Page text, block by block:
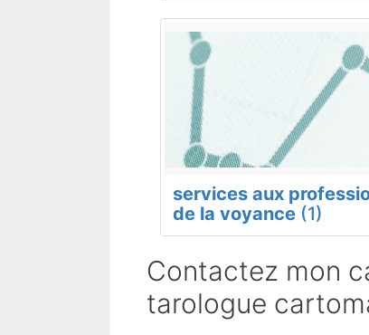
services aux
de la voyance (1)
Contactez mon
tarologue